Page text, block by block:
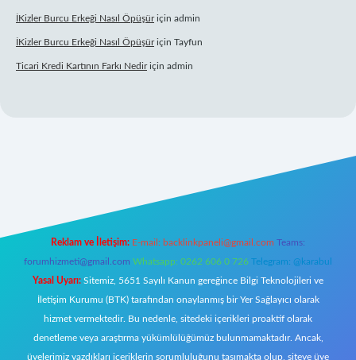
İKizler Burcu Erkeği Nasıl Öpüşüriçin admin
İKizler Burcu Erkeği Nasıl Öpüşüriçin Tayfun
Ticari Kredi Kartının Farkı Nediriçin admin
Reklam ve İletişim: E-mail: backlinkpaneli@gmail.com Teams:
forumhizmeti@gmail.com Whatsapp: 0262 606 0 726 Telegram: @karabul
Yasal Uyarı: Sitemiz, 5651 Sayılı Kanun gereğince Bilgi Teknolojileri ve
İletişim Kurumu (BTK) tarafından onaylanmış bir Yer Sağlayıcı olarak
hizmet vermektedir. Bu nedenle, sitedeki içerikleri proaktif olarak
denetleme veya araştırma yükümlülüğümüz bulunmamaktadır. Ancak,
üyelerimiz yazdıkları içeriklerin sorumluluğunu taşımakta olup, siteye üye